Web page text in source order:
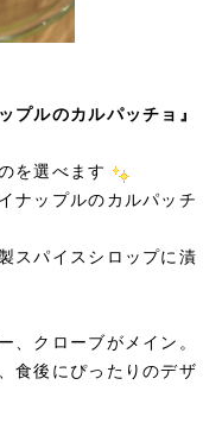
プルのカルパッチョ』
を選べます
ナップルのカルパッチ
スパイスシロップに漬
、クローブがメイン。
食後にぴったりのデザ